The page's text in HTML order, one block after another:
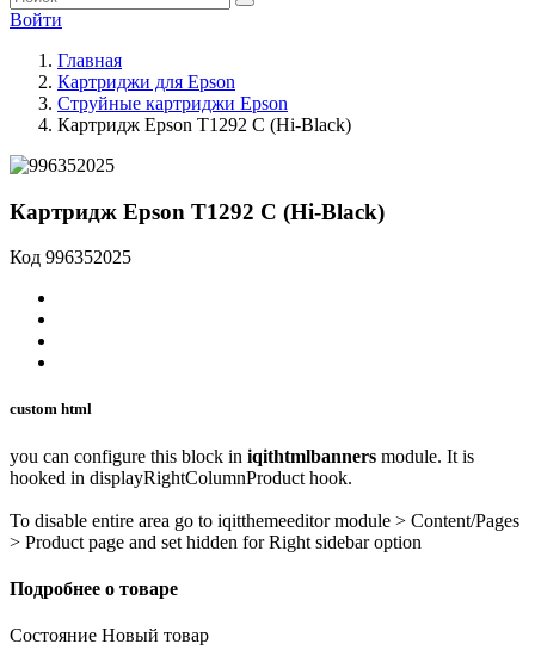
Войти
Главная
Картриджи для Epson
Струйные картриджи Epson
Картридж Epson T1292 C (Hi-Black)
Картридж Epson T1292 C (Hi-Black)
Код 996352025
custom html
you can configure this block in iqithtmlbanners module. It is
hooked in displayRightColumnProduct hook.
To disable entire area go to iqitthemeeditor module > Content/Pages
> Product page and set hidden for Right sidebar option
Подробнее о товаре
Состояние Новый товар